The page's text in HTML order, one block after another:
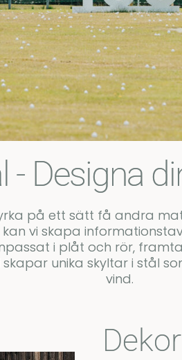
- Designa
på ett sätt få andra
vi skapa
i plåt och rör,
unika skyltar i stål
vind.